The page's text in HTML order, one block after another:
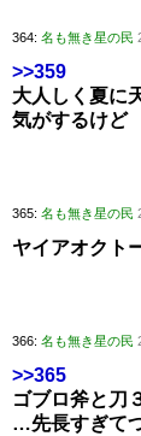
364: 名も無き星の民
>>359
大人しく夏に
気がするけど
365: 名も無き星の民
ヤイアオクト
366: 名も無き星の民
>>365
ゴブロ斧と刀
…先長すぎて